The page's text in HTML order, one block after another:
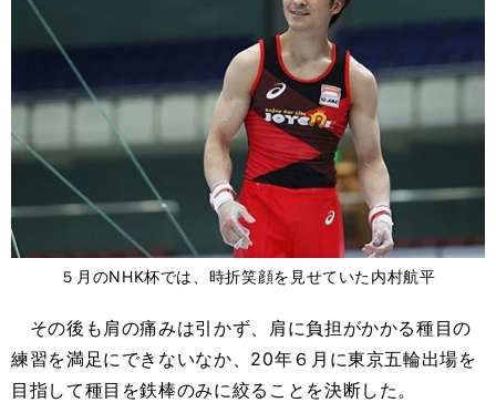
５月のNHK杯では、時折笑顔を見せていた内村航平
その後も肩の痛みは引かず、肩に負担がかかる種目の
練習を満足にできないなか、20年６月に東京五輪出場を
目指して種目を鉄棒のみに絞ることを決断した。